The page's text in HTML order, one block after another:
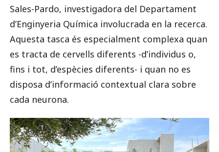
Sales-Pardo, investigadora del Departament
d’Enginyeria Química involucrada en la recerca.
Aquesta tasca és especialment complexa quan
es tracta de cervells diferents -d’individus o,
fins i tot, d’espècies diferents- i quan no es
disposa d’informació contextual clara sobre
cada neurona.